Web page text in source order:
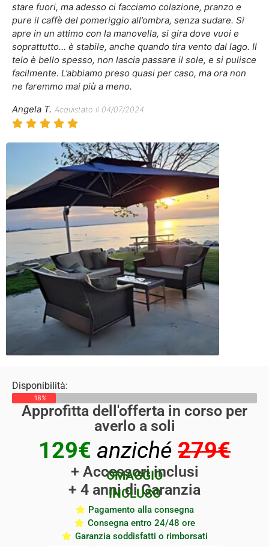
stare fuori, ma adesso ci facciamo colazione, pranzo e
pure il caffè del pomeriggio all’ombra, senza sudare. Si
apre in un attimo con la manovella, si gira dove vuoi e
soprattutto… è stabile, anche quando tira vento dal lago. Il
telo è bello spesso, non lascia passare il sole, e si pulisce
facilmente. L’abbiamo preso quasi per caso, ma ora non
ne faremmo mai più a meno.
Angela T. Acquistato il 04/07/2024
Disponibilità:
18%
Approfitta dell'offerta in corso per
averlo a soli
129€ anziché 279€
+ Accessori inclusi
OMAGGIO
+ 4 anni di Garanzia
INCLUSO
Pagamento alla consegna
Consegna entro 24/48 ore
Garanzia soddisfatti o rimborsati